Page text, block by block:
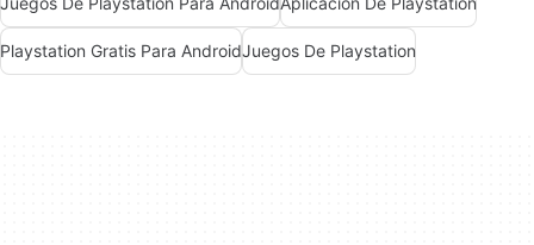
Playstation Gratis Para AndroidJuegos De Playstation